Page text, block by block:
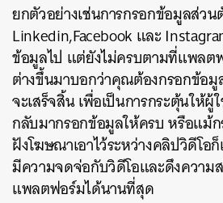
ยกตัวอย่างเช่นการกรอกข้อมูลส่วน
Linkedin,Facebook และ
ข้อมูลไป แต่ยังไม่ครบตามที่แพล
ต่างขึ้นมาบอกว่าคุณต้องกรอกข้อ
จะเสร็จสิ้น เพื่อเป็นการกระตุ้นให้
กลับมากรอกข้อมูลให้ครบ หรือแม้ก
ฝังโฆษณาเอาไว้ระหว่างคลิปวิดีโอ
มีความจดจ่อกับวิดีโอและดึงความ
แพลตฟอร์มได้นานที่สุด
ค้นหา
SHARE TWEET